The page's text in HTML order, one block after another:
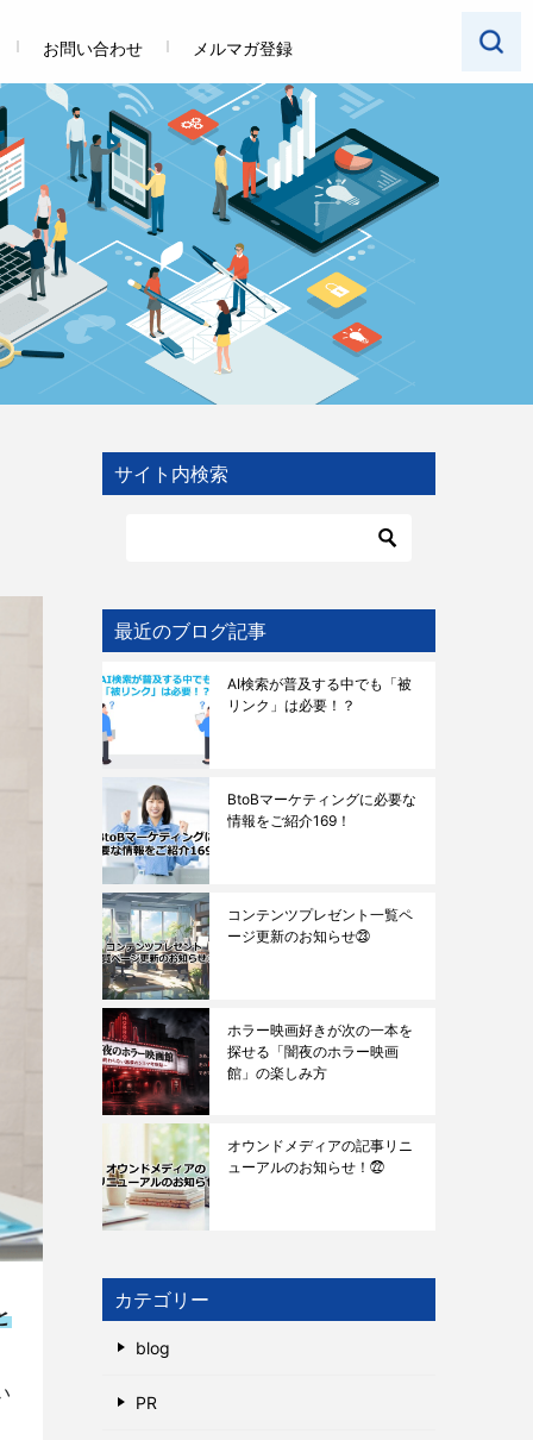
お問い合わせ メルマガ登録
サイト内検索
最近のブログ記事
AI検索が普及する中でも「被
リンク」は必要！？
BtoBマーケティングに必要な
情報をご紹介169！
コンテンツプレゼント一覧ペ
ージ更新のお知らせ㉓
ホラー映画好きが次の一本を
探せる「闇夜のホラー映画
館」の楽しみ方
オウンドメディアの記事リニ
ューアルのお知らせ！㉒
カテゴリー
blog
PR